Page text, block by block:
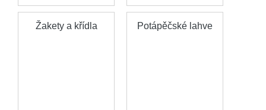
Žakety a křídla Potápěčské lahve